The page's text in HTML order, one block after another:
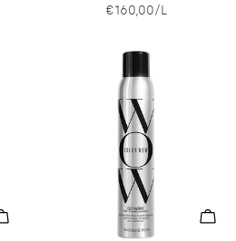
PreisEINZELPREIS
€160,00/PRO
L
In den Warenkorb legen In